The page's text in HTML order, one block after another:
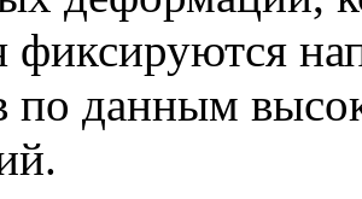
фиксируются
по данным